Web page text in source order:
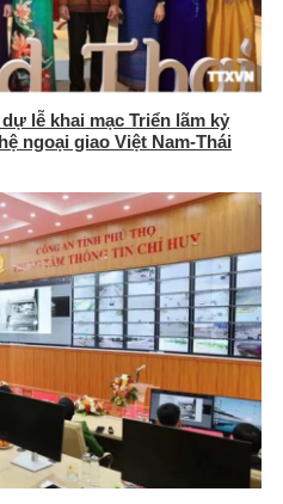
lễ khai mạc Triển lãm kỷ
ngoại giao Việt Nam-Thái